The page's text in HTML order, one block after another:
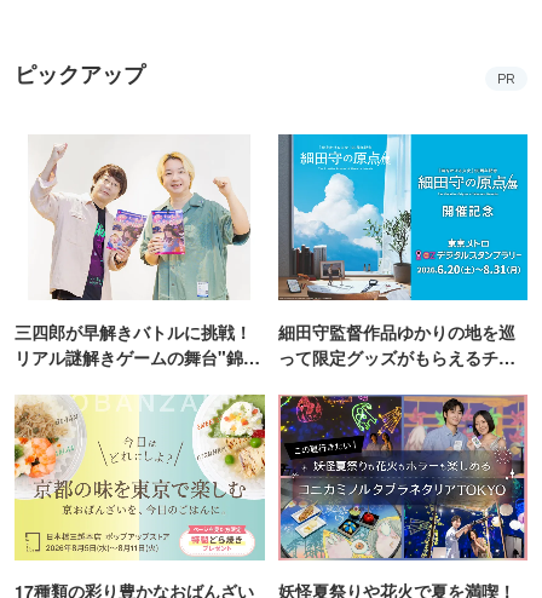
ピックアップ PR
三四郎が早解きバトルに挑戦！
リアル謎解きゲームの舞台"錦糸
細田守監督作品ゆかりの地を巡
って限定グッズがもらえるチャ
17種類の彩り豊かなおばんざい 妖怪夏祭りや花火で夏を満喫！